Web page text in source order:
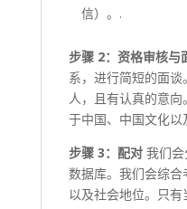
信）。.
步骤 2：资格审核与
系，进行简短的面
人，且有认真的意
于中国、中国文化
步骤 3：配对我们会
数据库。我们会综
以及社会地位。只